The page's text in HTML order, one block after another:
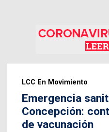
LCC En Movimiento
Emergencia
Concepción:
de vacunación